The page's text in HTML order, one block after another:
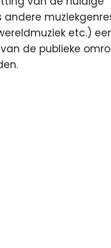
etc.)
de publieke